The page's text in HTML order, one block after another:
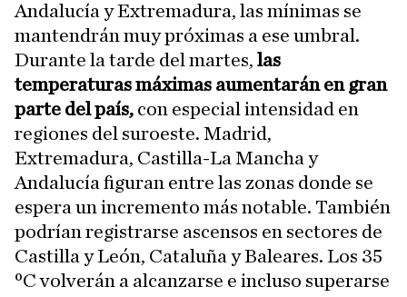
Andalucía y Extremadura, las mínimas se
mantendrán muy próximas a ese umbral.
Durante la tarde del martes, las
temperaturas máximas aumentarán en gran
parte del país, con especial intensidad en
regiones del suroeste. Madrid,
Extremadura, Castilla-La Mancha y
Andalucía figuran entre las zonas donde se
espera un incremento más notable. También
podrían registrarse ascensos en sectores de
Castilla y León, Cataluña y Baleares. Los 35
ºC volverán a alcanzarse e incluso superarse